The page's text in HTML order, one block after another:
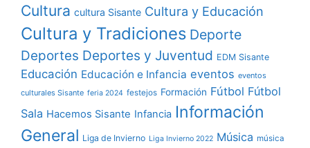
Cultura cultura Sisante Cultura y Educación
Cultura y Tradiciones Deporte
Deportes Deportes y Juventud EDM Sisante
Educación Educación e Infancia eventos eventos
culturales Sisante feria 2024 festejos Formación Fútbol Fútbol
Sala Hacemos Sisante Infancia Información
General Liga de Invierno Liga Invierno 2022 Música música